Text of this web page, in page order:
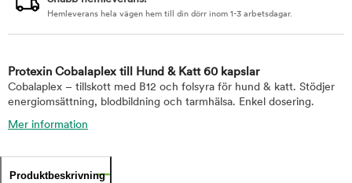
Hemleverans hela vägen hem till din dörr inom 1-3 arbetsdagar.
Protexin Cobalaplex till Hund & Katt 60 kapslar
Cobalaplex – tillskott med B12 och folsyra för hund & katt. Stödjer
energiomsättning, blodbildning och tarmhälsa. Enkel dosering.
Mer information
Produktbeskrivning